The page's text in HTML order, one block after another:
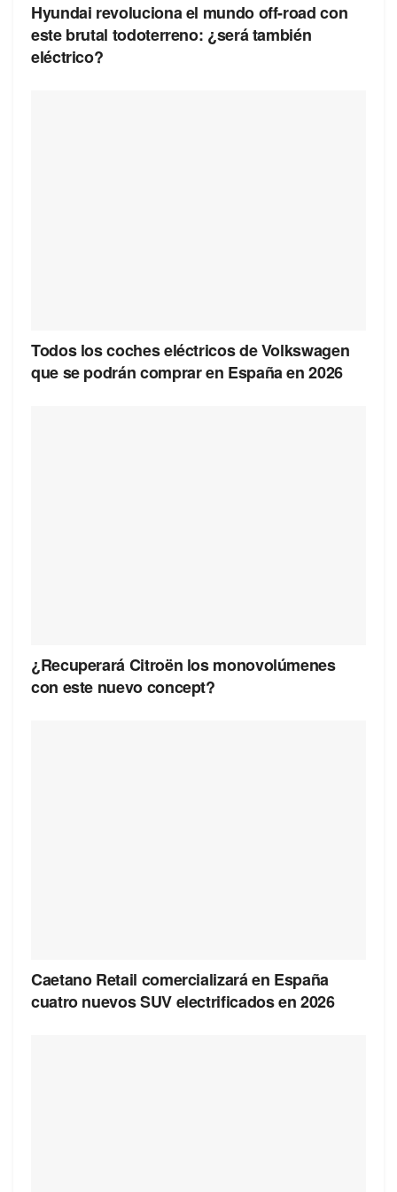
Hyundai revoluciona el mundo off-road con
este brutal todoterreno: ¿será también
eléctrico?
Todos los coches eléctricos de Volkswagen
que se podrán comprar en España en 2026
¿Recuperará Citroën los monovolúmenes
con este nuevo concept?
Caetano Retail comercializará en España
cuatro nuevos SUV electrificados en 2026